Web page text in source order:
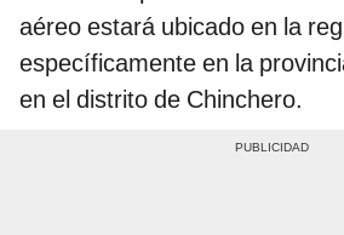
aéreo estará ubicado en la
específicamente en la
en el distrito de Chinchero.